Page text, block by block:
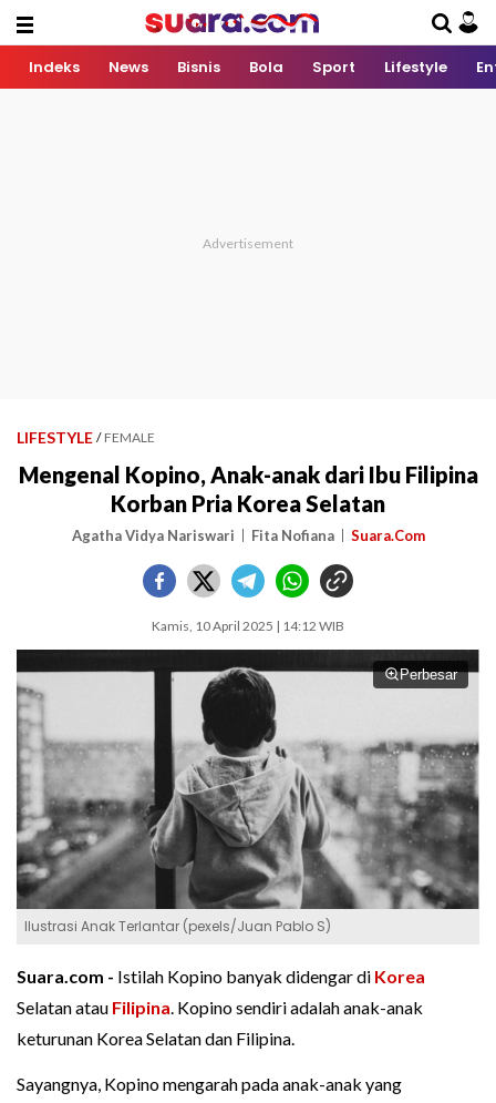
Indeks News Bisnis Bola Sport Lifestyle
LIFESTYLE / FEMALE
Mengenal Kopino, Anak-anak dari Ibu Filipina
Korban Pria Korea Selatan
Agatha Vidya Nariswari Fita Nofiana Suara.Com
Kamis, 10 April 2025 | 14:12 WIB
Perbesar
Ilustrasi Anak Terlantar (pexels/Juan Pablo S)
Suara.com - Istilah Kopino banyak didengar di Korea
Selatan atau Filipina. Kopino sendiri adalah anak-anak
keturunan Korea Selatan dan Filipina.
Sayangnya, Kopino mengarah pada anak-anak yang